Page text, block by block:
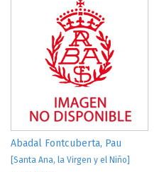
Abadal Fontcuberta, Pau
[Santa Ana, la Virgen y el Niño]